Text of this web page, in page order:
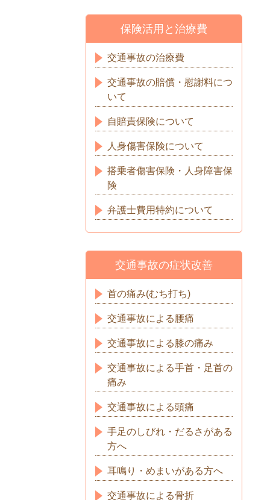
保険活用と治療費
交通事故の治療費
交通事故の賠償・慰謝料につ
いて
自賠責保険について
人身傷害保険について
搭乗者傷害保険・人身障害保
険
弁護士費用特約について
交通事故の症状改善
首の痛み(むち打ち)
交通事故による腰痛
交通事故による膝の痛み
交通事故による手首・足首の
痛み
交通事故による頭痛
手足のしびれ・だるさがある
方へ
耳鳴り・めまいがある方へ
交通事故による骨折